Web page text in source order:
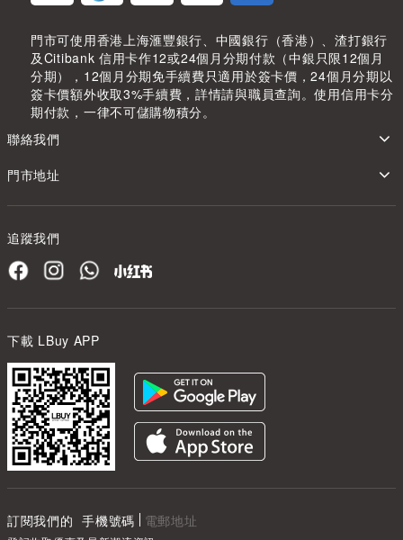
門市可使用香港上海滙豐銀行、中國銀行（香港）、渣打銀行
及Citibank 信用卡作12或24個月分期付款（中銀只限12個月
分期），12個月分期免手續費只適用於簽卡價，24個月分期以
簽卡價額外收取3%手續費，詳情請與職員查詢。使用信用卡分
期付款，一律不可儲購物積分。
聯絡我們
門市地址
追蹤我們
下載 LBuy APP
訂閱我們的 手機號碼 電郵地址